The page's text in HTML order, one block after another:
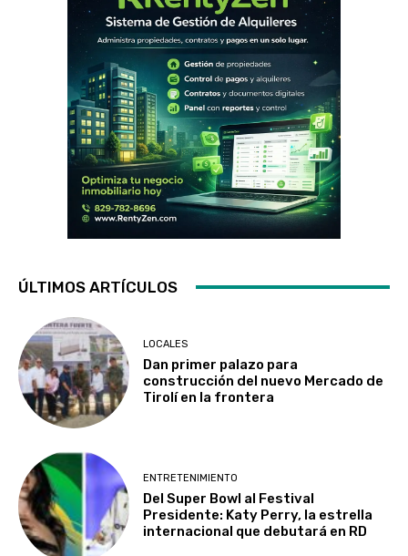
ÚLTIMOS ARTÍCULOS
LOCALES
Dan primer palazo para
construcción del nuevo Mercado de
Tirolí en la frontera
ENTRETENIMIENTO
Del Super Bowl al Festival
Presidente: Katy Perry, la estrella
internacional que debutará en RD